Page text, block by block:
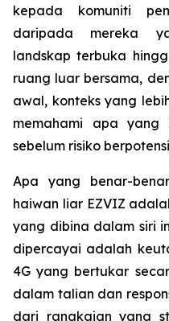
kepada komuniti
daripada mereka
landskap terbuka
ruang luar bersama,
awal, konteks yang
memahami apa
sebelum risiko
Apa yang benar-
haiwan liar EZVIZ
yang dibina dalam siri
dipercayai adalah
4G yang bertukar
dalam talian dan
dari rangkaian yang